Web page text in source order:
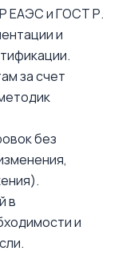
ЕАЭС и ГОСТ Р.
и
за счет
без
в
и